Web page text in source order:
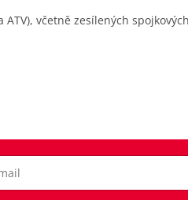
včetně zesílených